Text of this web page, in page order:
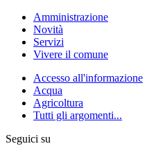
Amministrazione
Novità
Servizi
Vivere il comune
Accesso all'informazione
Acqua
Agricoltura
Tutti gli argomenti...
Seguici su